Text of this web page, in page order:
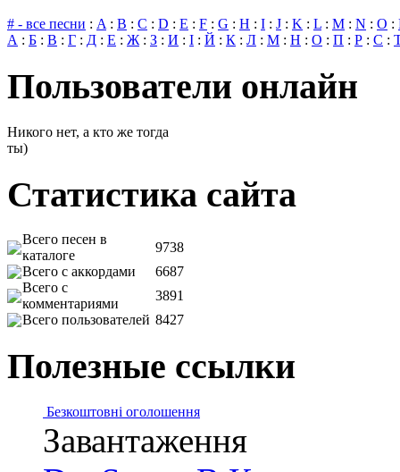
# - все песни : A: B : C : D : E : F : G : H : I : J : K : L : M : N : O :
А : Б : В : Г : Д : Е : Ж: З : И : І : Й : К : Л : М : Н : О : П : Р : С :
Пользователи онлайн
Никого нет, а кто же тогда
ты)
Статистика сайта
Всего песен в
каталоге
9738
Всего с аккордами
6687
Всего с
комментариями
3891
Всего пользователей 8427
Полезные ссылки
Безкоштовні оголошення
Завантаження